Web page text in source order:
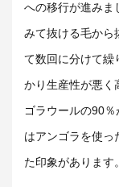
への移行が進みま
みて抜ける毛から
て数回に分けて繰
かり生産性が悪く
ゴラウールの90
はアンゴラを使っ
た印象があります。